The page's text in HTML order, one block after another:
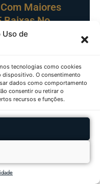
de
tecnologias como cookies
dispositivo. O consentimento
dados como comportamento
consentir ou retirar o
recursos e funções.
Maiores
Baixas No
Em
RANKING
DIÁRIO
Imobiliários Com
Altas E Baixas
2026